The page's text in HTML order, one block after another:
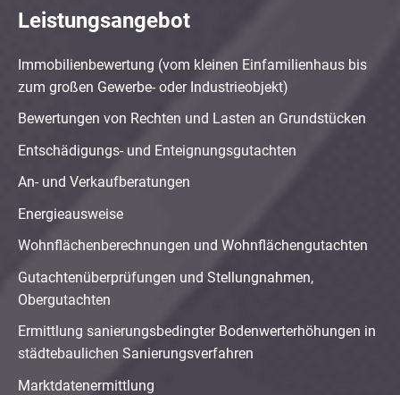
Leistungsangebot
Immobilienbewertung (vom kleinen Einfamilienhaus bis
zum großen Gewerbe- oder Industrieobjekt)
Bewertungen von Rechten und Lasten an Grundstücken
Entschädigungs- und Enteignungsgutachten
An- und Verkaufberatungen
Energieausweise
Wohnflächenberechnungen und Wohnflächengutachten
Gutachtenüberprüfungen und Stellungnahmen,
Obergutachten
Ermittlung sanierungsbedingter Bodenwerterhöhungen in
städtebaulichen Sanierungsverfahren
Marktdatenermittlung